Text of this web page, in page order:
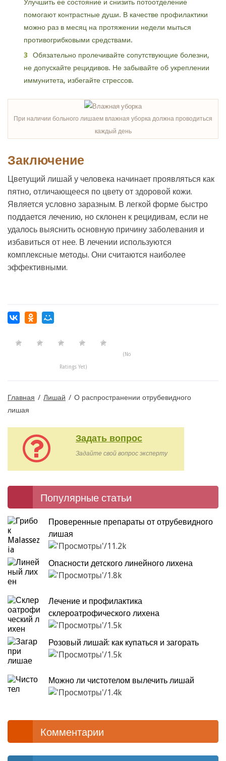
Улучшить ее состояние и снизить потоотделение
помогают контрастные души. В качестве профилактики
можно раз в месяц на протяжении недели мыться
противогрибковыми средствами.
Обязательно пролечивайте сопутствующие болезни,
не допускайте рецидивов. Не забывайте об укреплении
иммунитета, избегайте стрессов.
При наличии больного лишаем влажная уборка должна проводиться
каждый день
Заключение
Цветущий лишай у человека начинает проявляться как
пятно, отличающееся по цвету от здоровой кожи.
Является условно заразным. В легкой форме быстро
поддается лечению, но склонен к рецидивам, если не
удалось выяснить основную причину заболевания и
избавиться от нее. В лечении используются
комплексные методы. Они считаются наиболее
эффективными.
(No
Ratings Yet)
Главная / Лишай / О распространении отрубевидного
лишая
Задать вопрос
Задайте свой вопрос эксперту
Популярные статьи
Проверенные препараты от отрубевидного
лишая
11.2k
Опасности детского линейного лихена
1.8k
Лечение и профилактика
склероатрофического лихена
1.5k
Розовый лишай: как купаться и загорать
1.5k
Можно ли чистотелом вылечить лишай
1.4k
Комментарии